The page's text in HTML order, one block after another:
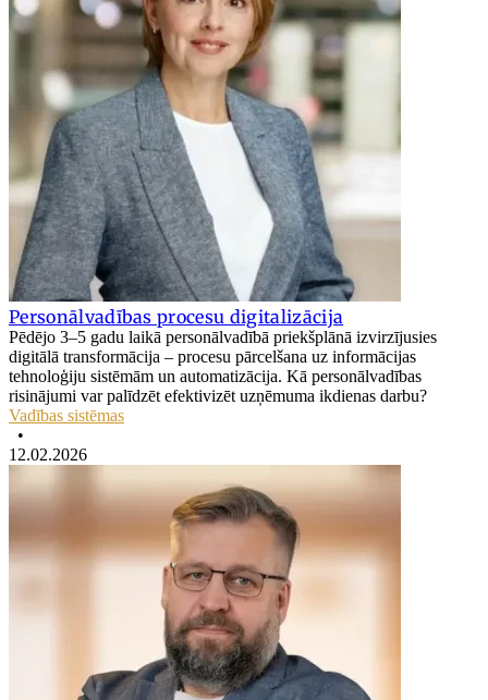
Personālvadības procesu digitalizācija
Pēdējo 3–5 gadu laikā personālvadībā priekšplānā izvirzījusies
digitālā transformācija – procesu pārcelšana uz informācijas
tehnoloģiju sistēmām un automatizācija. Kā personālvadības
risinājumi var palīdzēt efektivizēt uzņēmuma ikdienas darbu?
Vadības sistēmas
•
12.02.2026